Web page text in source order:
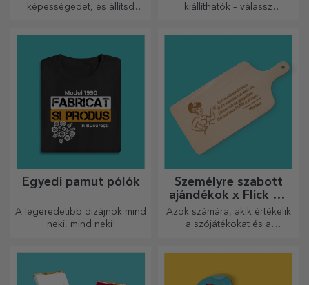
képességedet, és állítsd
kiállíthatók – válassz
Egyedi pamut pólók
A legeredetibb dizájnok mind
neki, mind neki!
Személyre szabott
ajándékok x Flick Mr
Rima
Azok számára, akik értékelik
a szójátékokat és a